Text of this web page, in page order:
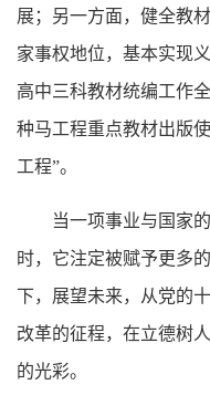
展；另一方面，健全教
家事权地位，基本实现
高中三科教材统编工作
种马工程重点教材出版
工程”。
当一项事业与国家
时，它注定被赋予更多
下，展望未来，从党的
改革的征程，在立德树
的光彩。